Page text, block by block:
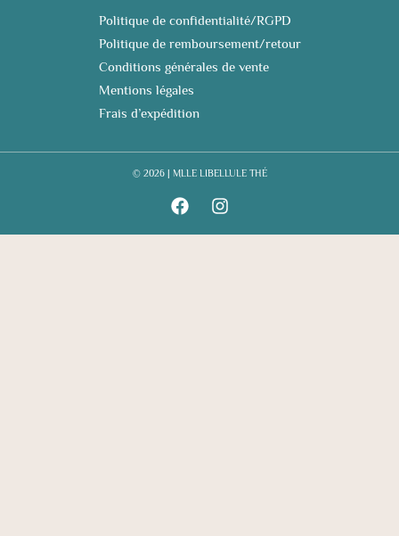
Politique de confidentialité/RGPD
Politique de remboursement/retour
Conditions générales de vente
Mentions légales
Frais d’expédition
© 2026 | MLLE LIBELLULE THÉ